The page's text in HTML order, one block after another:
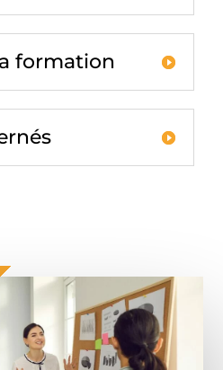
formation